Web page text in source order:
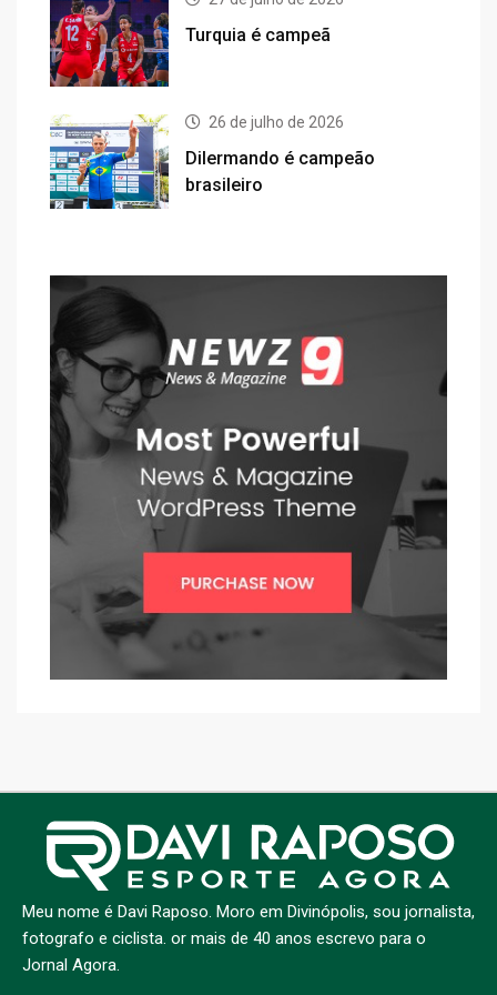
Turquia é campeã
26 de julho de 2026
Dilermando é campeão
brasileiro
Meu nome é Davi Raposo. Moro em Divinópolis, sou jornalista,
fotografo e ciclista. or mais de 40 anos escrevo para o
Jornal Agora.